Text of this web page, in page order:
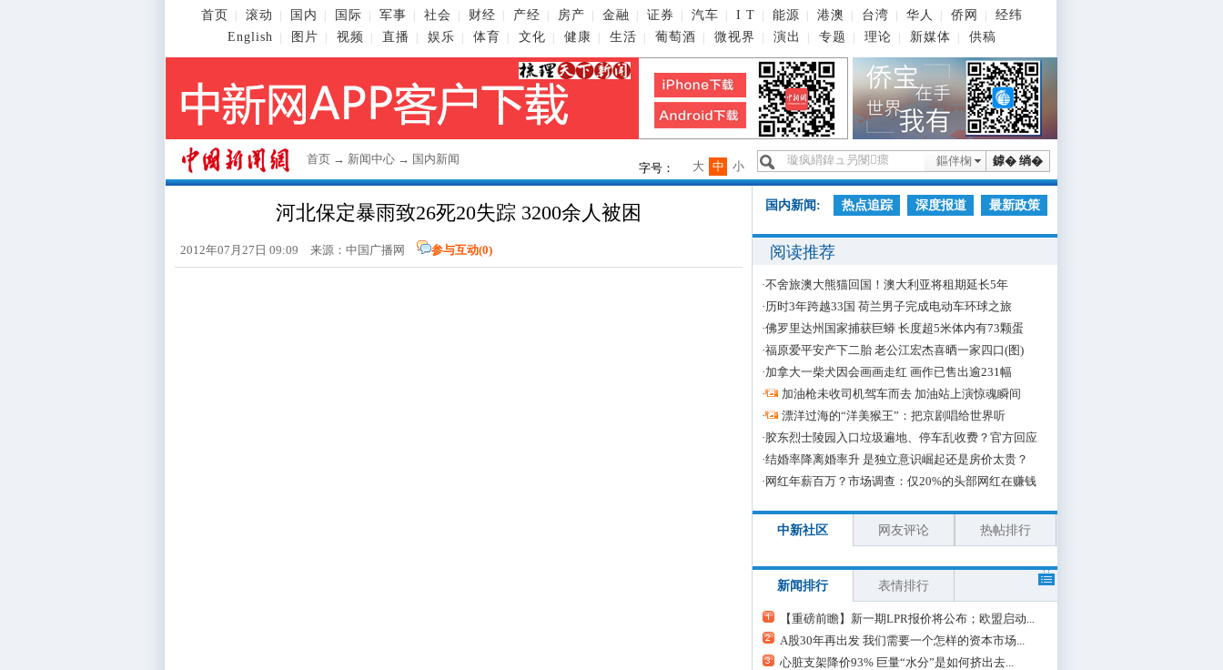
首页 滚动 国内 国际 军事 社会 财经 产经 房产 金融 证券 汽车 I T 能源 港澳 台湾 华人 侨网
经纬
English
图片 视频 直播 娱乐 体育 文化 健康 生活 葡萄酒 微视界 演出 专题 理论 新媒体 供稿
首页 → 新闻中心 → 国内新闻 鎼� 绱�
鏂伴椈
字号： 小
中
大
河北保定暴雨致26死20失踪 3200余人被困
2012年07月27日 09:09 来源：中国广播网 参与互动(0)
国内新闻: 热点追踪 深度报道 最新政策
阅读推荐
·不舍旅澳大熊猫回国！澳大利亚将租期延长5年
·历时3年跨越33国 荷兰男子完成电动车环球之旅
·佛罗里达州国家捕获巨蟒 长度超5米体内有73颗蛋
·福原爱平安产下二胎 老公江宏杰喜晒一家四口(图)
·加拿大一柴犬因会画画走红 画作已售出逾231幅
·
加油枪未收司机驾车而去 加油站上演惊魂瞬间
·
漂洋过海的“洋美猴王”：把京剧唱给世界听
·胶东烈士陵园入口垃圾遍地、停车乱收费？官方回应
·结婚率降离婚率升 是独立意识崛起还是房价太贵？
· 网红年薪百万？市场调查：仅20%的头部网红在赚钱
中新社区 网友评论 热帖排行
新闻排行 表情排行
【重磅前瞻】新一期LPR报价将公布；欧盟启动...
A股30年再出发 我们需要一个怎样的资本市场...
心脏支架降价93% 巨量“水分”是如何挤出去...